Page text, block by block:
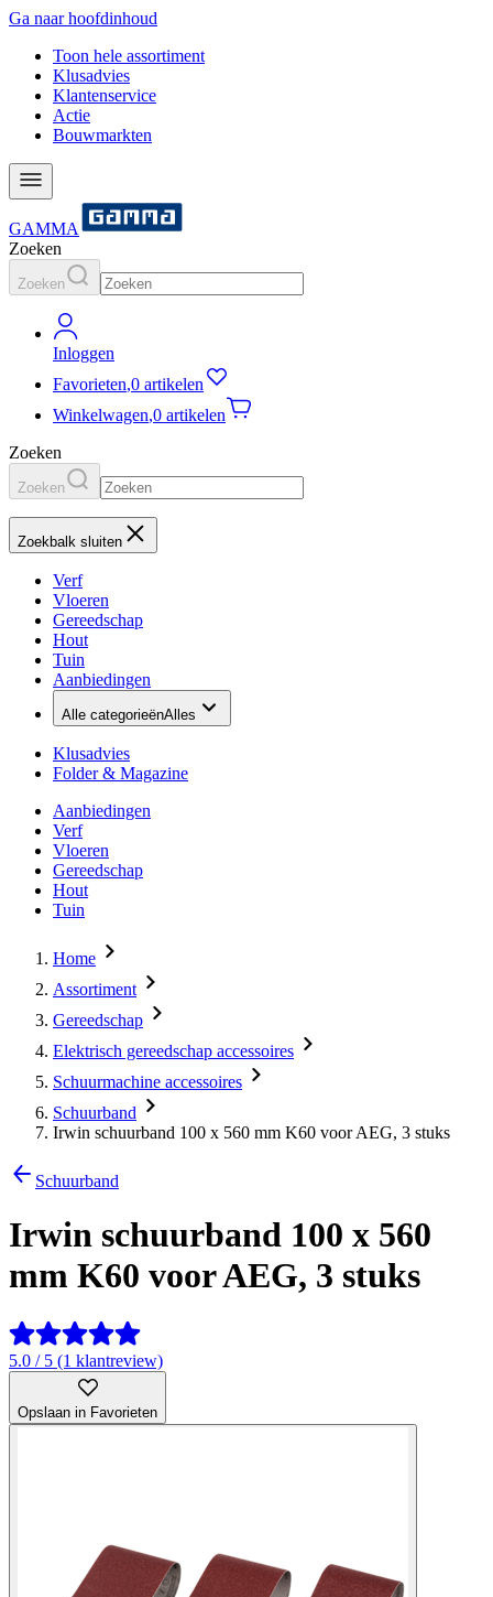
Ga naar hoofdinhoud
Toon hele assortiment
Klusadvies
Klantenservice
Actie
Bouwmarkten
GAMMA
Zoeken
Zoeken
Inloggen
Favorieten,0 artikelen
Winkelwagen,0 artikelen
Zoeken
Zoeken
Zoekbalk sluiten
Verf
Vloeren
Gereedschap
Hout
Tuin
Aanbiedingen
Alle categorieënAlles
Klusadvies
Folder & Magazine
Aanbiedingen
Verf
Vloeren
Gereedschap
Hout
Tuin
Home
Assortiment
Gereedschap
Elektrisch gereedschap accessoires
Schuurmachine accessoires
Schuurband
Irwin schuurband 100 x 560 mm K60 voor AEG, 3 stuks
Schuurband
Irwin schuurband 100 x 560
mm K60 voor AEG, 3 stuks
5.0 / 5 (1 klantreview)
Opslaan in Favorieten